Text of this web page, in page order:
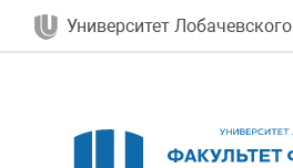
Университет Лобачевского